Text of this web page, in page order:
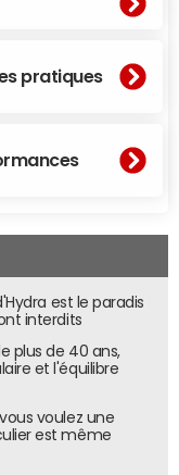
pratiques
est le paradis
interdits
plus de 40 ans,
et l'équilibre
voulez une
est même